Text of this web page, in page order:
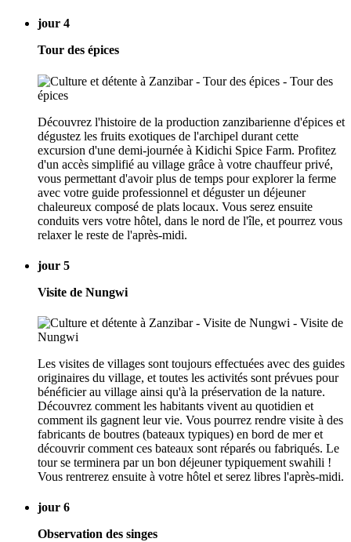
jour 4
Tour des épices
Découvrez l'histoire de la production zanzibarienne d'épices et
dégustez les fruits exotiques de l'archipel durant cette
excursion d'une demi-journée à Kidichi Spice Farm. Profitez
d'un accès simplifié au village grâce à votre chauffeur privé,
vous permettant d'avoir plus de temps pour explorer la ferme
avec votre guide professionnel et déguster un déjeuner
chaleureux composé de plats locaux. Vous serez ensuite
conduits vers votre hôtel, dans le nord de l'île, et pourrez vous
relaxer le reste de l'après-midi.
jour 5
Visite de Nungwi
Les visites de villages sont toujours effectuées avec des guides
originaires du village, et toutes les activités sont prévues pour
bénéficier au village ainsi qu'à la préservation de la nature.
Découvrez comment les habitants vivent au quotidien et
comment ils gagnent leur vie. Vous pourrez rendre visite à des
fabricants de boutres (bateaux typiques) en bord de mer et
découvrir comment ces bateaux sont réparés ou fabriqués. Le
tour se terminera par un bon déjeuner typiquement swahili !
Vous rentrerez ensuite à votre hôtel et serez libres l'après-midi.
jour 6
Observation des singes